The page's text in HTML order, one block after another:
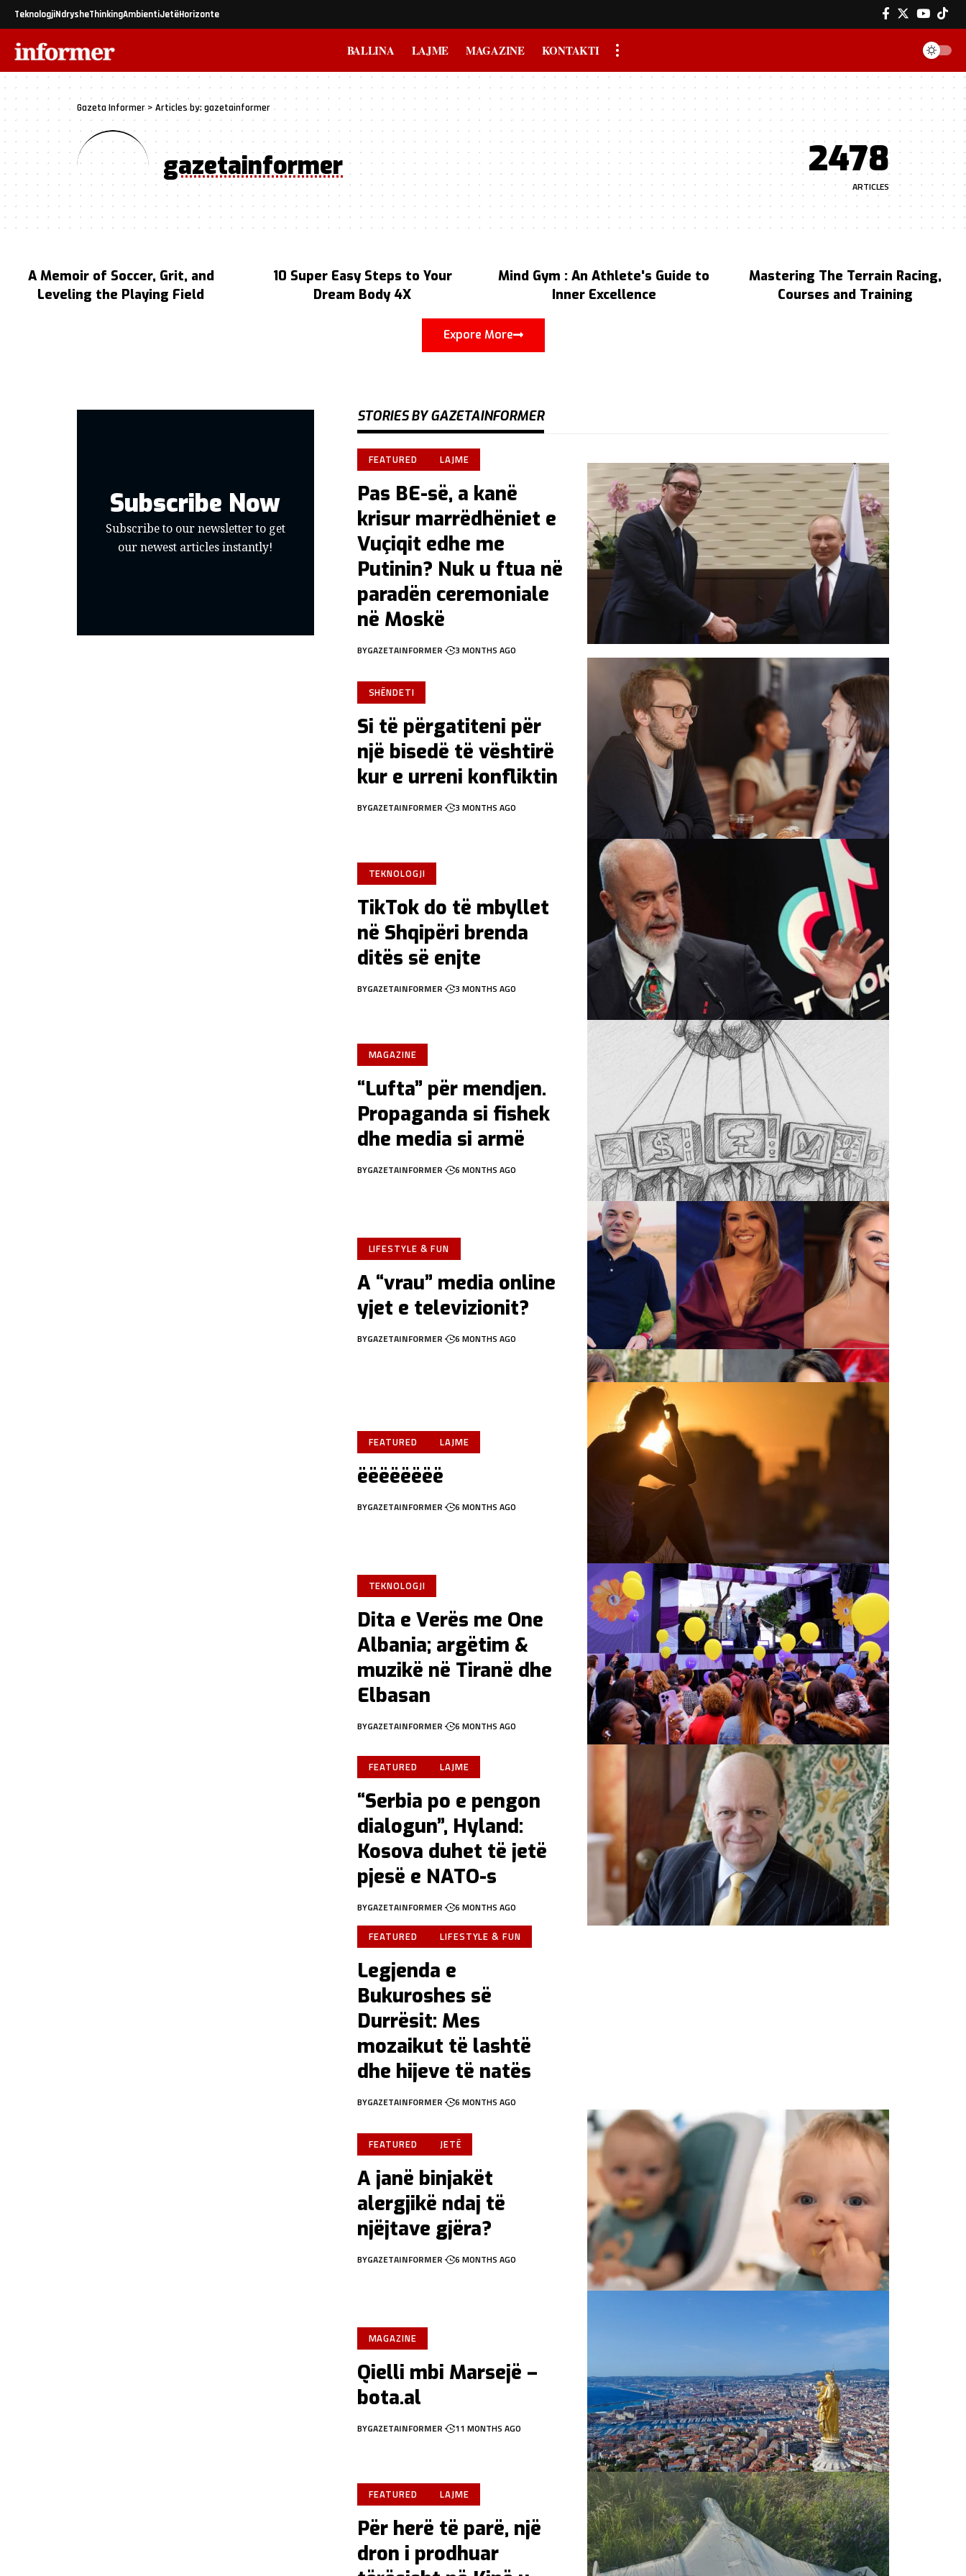
TeknologjiNdrysheThinkingAmbientiJetëHorizonte
BALLINA LAJME MAGAZINE KONTAKTI
Gazeta Informer> Articles by: gazetainformer
gazetainformer 2478
ARTICLES
A Memoir of Soccer, Grit, and
Leveling the Playing Field
10 Super Easy Steps to Your
Dream Body 4X
Mind Gym : An Athlete's Guide to
Inner Excellence
Mastering The Terrain Racing,
Courses and Training
Expore More
Subscribe Now
Subscribe to our newsletter to get
our newest articles instantly!
STORIES BY GAZETAINFORMER
FEATURED LAJME
Pas BE-së, a kanë
krisur marrëdhëniet e
Vuçiqit edhe me
Putinin? Nuk u ftua në
paradën ceremoniale
në Moskë
BYGAZETAINFORMER 3 MONTHS AGO
SHËNDETI
Si të përgatiteni për
një bisedë të vështirë
kur e urreni konfliktin
BYGAZETAINFORMER 3 MONTHS AGO
TEKNOLOGJI
TikTok do të mbyllet
në Shqipëri brenda
ditës së enjte
BYGAZETAINFORMER 3 MONTHS AGO
MAGAZINE
“Lufta” për mendjen.
Propaganda si fishek
dhe media si armë
BYGAZETAINFORMER 6 MONTHS AGO
LIFESTYLE & FUN
A “vrau” media online
yjet e televizionit?
BYGAZETAINFORMER 6 MONTHS AGO
FEATURED LAJME
ëëëëëëëë
BYGAZETAINFORMER 6 MONTHS AGO
TEKNOLOGJI
Dita e Verës me One
Albania; argëtim &
muzikë në Tiranë dhe
Elbasan
BYGAZETAINFORMER 6 MONTHS AGO
FEATURED LAJME
“Serbia po e pengon
dialogun”, Hyland:
Kosova duhet të jetë
pjesë e NATO-s
BYGAZETAINFORMER 6 MONTHS AGO
FEATURED LIFESTYLE & FUN
Legjenda e
Bukuroshes së
Durrësit: Mes
mozaikut të lashtë
dhe hijeve të natës
BYGAZETAINFORMER 6 MONTHS AGO
FEATURED JETË
A janë binjakët
alergjikë ndaj të
njëjtave gjëra?
BYGAZETAINFORMER 6 MONTHS AGO
MAGAZINE
Qielli mbi Marsejë –
bota.al
BYGAZETAINFORMER 11 MONTHS AGO
FEATURED LAJME
Për herë të parë, një
dron i prodhuar